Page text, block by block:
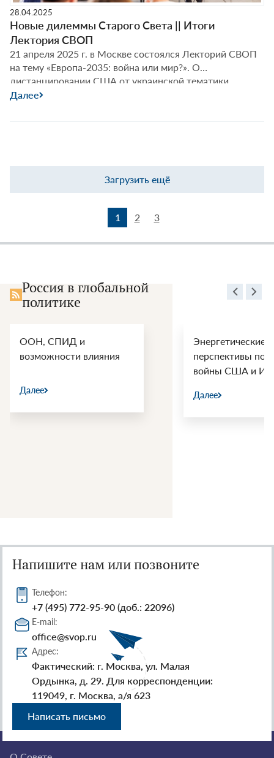
Или
Лектория
28.04.2025
Новые дилеммы Старого Света || Итоги
Лектория СВОП
21 апреля 2025 г. в Москве состоялся Лекторий СВОП
на тему «Европа-2035: война или мир?». О
дистанцировании США от украинской тематики,
европейской оборонной автономии и трансформации
Далее
Загрузить ещё
1 2 3
Россия в глобальной
политике
ООН, СПИД и
возможности влияния
Далее
Энергетические
перспективы
войны США и
Далее
Напишите нам или позвоните
Телефон:
+7 (495) 772-95-90 (доб.: 22096)
E-mail:
office@svop.ru
Адрес:
Фактический: г. Москва, ул. Малая
Ордынка, д. 29. Для корреспонденции:
119049, г. Москва, а/я 623
Написать письмо